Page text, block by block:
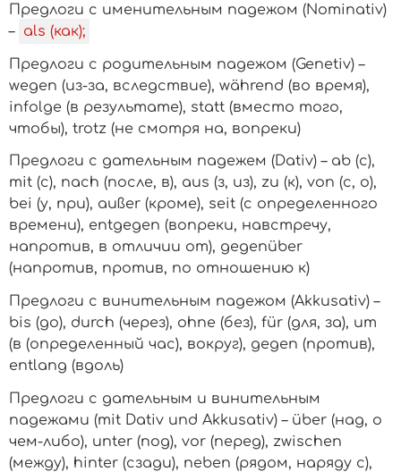
Предлоги с именительным падежом (Nominativ)
– als (как);
Предлоги с родительным падежом (Genetiv) –
wegen (из-за, вследствие), während (во время),
infolge (в результате), statt (вместо того,
чтобы), trotz (не смотря на, вопреки)
Предлоги с дательным падежем (Dativ) – ab (с),
mit (с), nach (после, в), aus (з, из), zu (к), von (с, о),
bei (у, при), außer (кроме), seit (с определенного
времени), entgegen (вопреки, навстречу,
напротив, в отличии от), gegenüber
(напротив, против, по отношению к)
Предлоги с винительным падежом (Akkusativ) –
bis (до), durch (через), ohne (без), für (для, за), um
(в (определенный час), вокруг), gegen (против),
entlang (вдоль)
Предлоги с дательным и винительным
падежами (mit Dativ und Akkusativ) – über (над, о
чем-либо), unter (под), vor (перед), zwischen
(между), hinter (сзади), neben (рядом, наряду с),